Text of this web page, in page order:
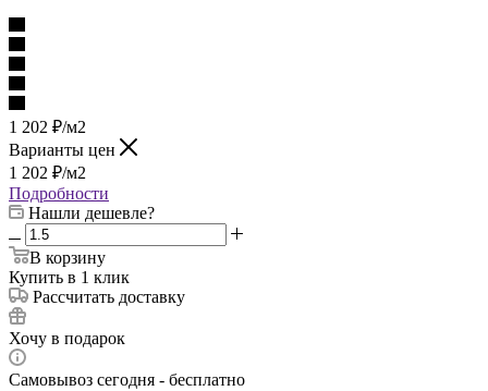
1 202 ₽/м2
Варианты цен
1 202 ₽/м2
Подробности
Нашли дешевле?
В корзину
Купить в 1 клик
Рассчитать доставку
Хочу в подарок
Самовывоз сегодня - бесплатно